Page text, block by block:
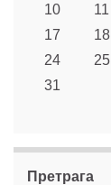
10
11
17
18
24
25
31
Претрага